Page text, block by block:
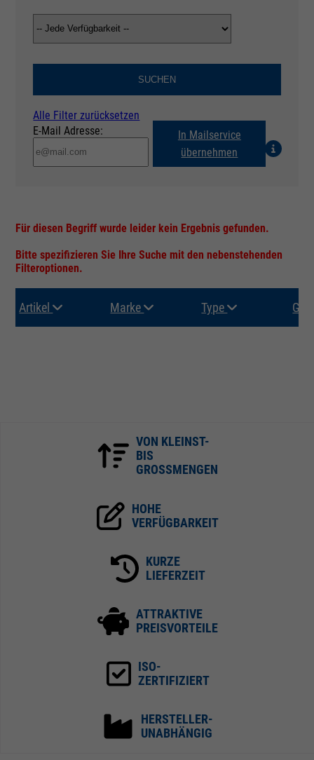
SUCHEN
Alle Filter zurücksetzen
E-Mail Adresse:
In Mailservice
übernehmen
Für diesen Begriff wurde leider kein Ergebnis gefunden.
Bitte spezifizieren Sie Ihre Suche mit den nebenstehenden
Filteroptionen.
Artikel Marke Type
VON KLEINST-
BIS
GROSSMENGEN
HOHE
VERFÜGBARKEIT
KURZE
LIEFERZEIT
ATTRAKTIVE
PREISVORTEILE
ISO-
ZERTIFIZIERT
HERSTELLER-
UNABHÄNGIG